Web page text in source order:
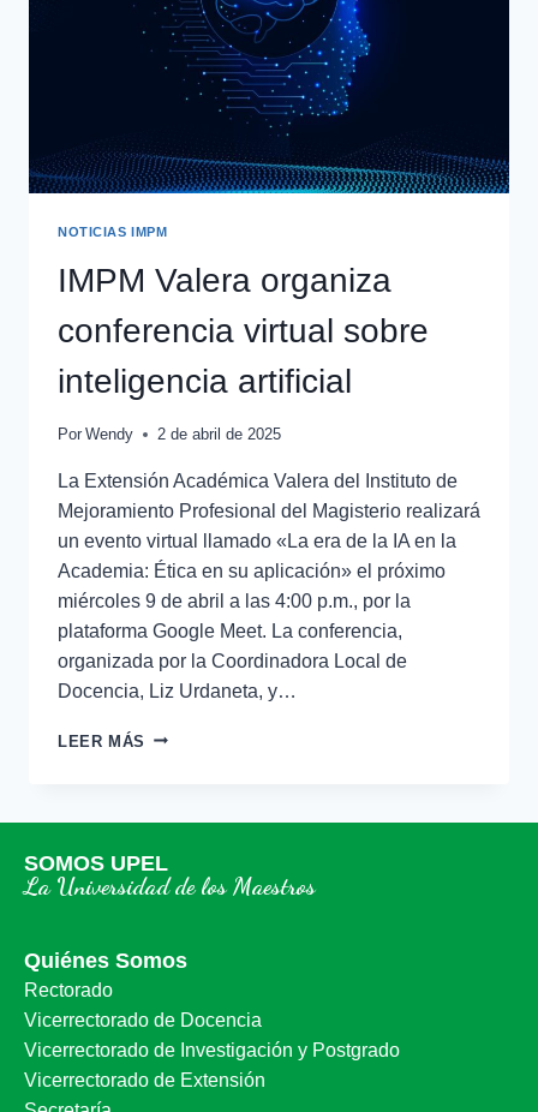
NOTICIAS IMPM
IMPM Valera organiza
conferencia virtual sobre
inteligencia artificial
Por Wendy 2 de abril de 2025
La Extensión Académica Valera del Instituto de
Mejoramiento Profesional del Magisterio realizará
un evento virtual llamado «La era de la IA en la
Academia: Ética en su aplicación» el próximo
miércoles 9 de abril a las 4:00 p.m., por la
plataforma Google Meet. La conferencia,
organizada por la Coordinadora Local de
Docencia, Liz Urdaneta, y…
LEER MÁS
SOMOS UPEL
La Universidad de los Maestros
Quiénes Somos
Rectorado
Vicerrectorado de Docencia
Vicerrectorado de Investigación y Postgrado
Vicerrectorado de Extensión